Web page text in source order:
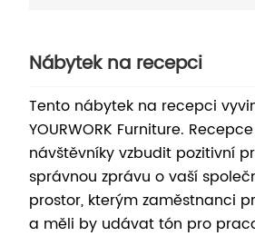
Nábytek na recepci
Tento nábytek na recepci
YOURWORK Furniture.
návštěvníky vzbudit pozitivní
správnou zprávu o vaší
prostor, kterým zaměstnanci
a měli by udávat tón pro